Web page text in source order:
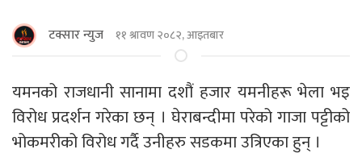
टक्सार न्युज ११ श्रावण २०८२, आइतबार
यमनको राजधानी सानामा दशौं हजार यमनीहरू भेला भइ
विरोध प्रदर्शन गरेका छन् । घेराबन्दीमा परेको गाजा पट्टीको
भोकमरीको विरोध गर्दै उनीहरु सडकमा उत्रिएका हुन् ।